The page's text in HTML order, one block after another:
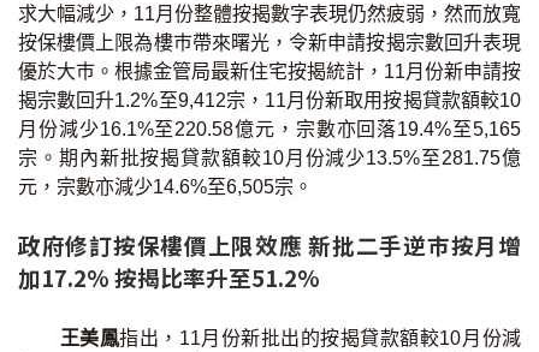
工商舖按揭計算
印花稅計算
免費物業估價
下載中心
按揭全面睇
新聞/研究
求大幅減少，11月份整體按揭數字表現仍然疲弱，然而放寬
按保樓價上限為樓巿帶來曙光，令新申請按揭宗數回升表現
優於大巿。根據金管局最新住宅按揭統計，11月份新申請按
揭宗數回升1.2%至9,412宗，11月份新取用按揭貸款額較10
月份減少16.1%至220.58億元，宗數亦回落19.4%至5,165
宗。期內新批按揭貸款額較10月份減少13.5%至281.75億
元，宗數亦減少14.6%至6,505宗。
政府修訂按保樓價上限效應 新批二手逆巿按月增
加17.2% 按揭比率升至51.2%
王美鳳指出，11月份新批出的按揭貸款額較10月份減